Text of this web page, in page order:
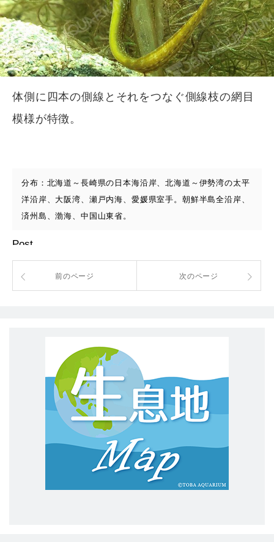
体側に四本の側線とそれをつなぐ側線枝の網目
模様が特徴。
分布：北海道～長崎県の日本海沿岸、北海道～伊勢湾の太平
洋沿岸、大阪湾、瀬戸内海、愛媛県室手。朝鮮半島全沿岸、
済州島、渤海、中国山東省。
Post
前のページ 次のページ